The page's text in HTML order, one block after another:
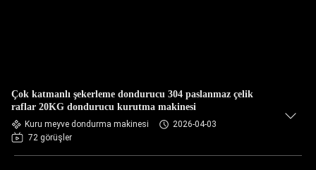
Çok katmanlı şekerleme dondurucu 304 paslanmaz çelik
raflar 20KG dondurucu kurutma makinesi
Kuru meyve dondurma makinesi
2026-04-03
72 görüşler